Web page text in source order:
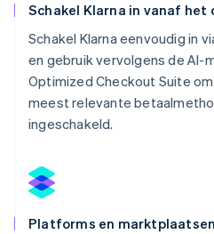
Schakel Klarna in vanaf het
Schakel Klarna eenvoudig in
en gebruik vervolgens de AI-
Optimized Checkout Suite
meest relevante
ingeschakeld.
Platforms en marktplaatsen